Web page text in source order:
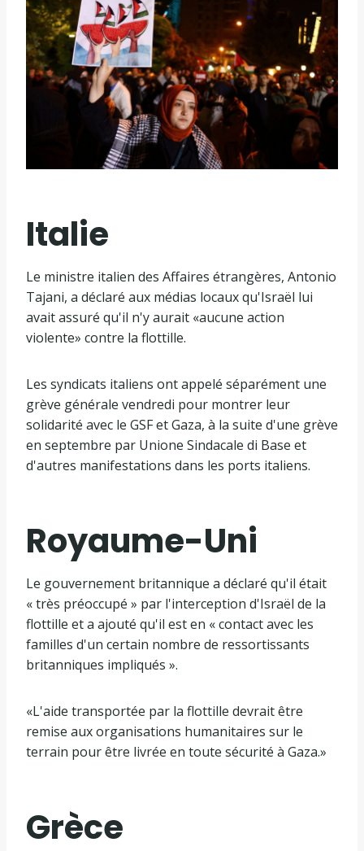
Italie
Le ministre italien des Affaires étrangères, Antonio
Tajani, a déclaré aux médias locaux qu'Israël lui
avait assuré qu'il n'y aurait «aucune action
violente» contre la flottille.
Les syndicats italiens ont appelé séparément une
grève générale vendredi pour montrer leur
solidarité avec le GSF et Gaza, à la suite d'une grève
en septembre par Unione Sindacale di Base et
d'autres manifestations dans les ports italiens.
Royaume-Uni
Le gouvernement britannique a déclaré qu'il était
« très préoccupé » par l'interception d'Israël de la
flottille et a ajouté qu'il est en « contact avec les
familles d'un certain nombre de ressortissants
britanniques impliqués ».
«L'aide transportée par la flottille devrait être
remise aux organisations humanitaires sur le
terrain pour être livrée en toute sécurité à Gaza.»
Grèce